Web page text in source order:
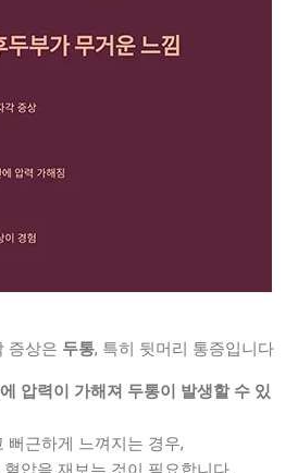
증상은 두통, 특히 뒷머리 통증입니다
압력이 가해져 두통이 발생할 수 있
뻐근하게 느껴지는 경우,